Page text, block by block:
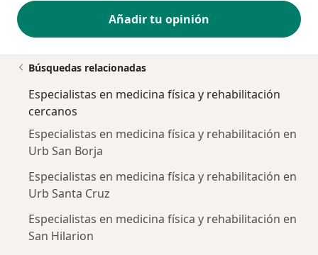
Añadir tu opinión
Búsquedas relacionadas
Especialistas en medicina física y rehabilitación
cercanos
Especialistas en medicina física y rehabilitación en
Urb San Borja
Especialistas en medicina física y rehabilitación en
Urb Santa Cruz
Especialistas en medicina física y rehabilitación en
San Hilarion